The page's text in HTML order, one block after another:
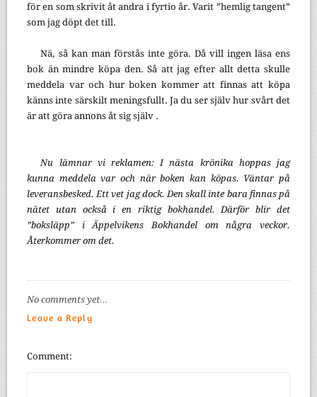
för en som skrivit åt andra i fyrtio år. Varit ”hemlig tangent”
som jag döpt det till.
Nä, så kan man förstås inte göra. Då vill ingen läsa ens
bok än mindre köpa den. Så att jag efter allt detta skulle
meddela var och hur boken kommer att finnas att köpa
känns inte särskilt meningsfullt. Ja du ser själv hur svårt det
är att göra annons åt sig själv .
Nu lämnar vi reklamen: I nästa krönika hoppas jag
kunna meddela var och när boken kan köpas. Väntar på
leveransbesked. Ett vet jag dock. Den skall inte bara finnas på
nätet utan också i en riktig bokhandel. Därför blir det
”boksläpp” i Äppelvikens Bokhandel om några veckor.
Återkommer om det.
No comments yet…
Leave a Reply
Comment